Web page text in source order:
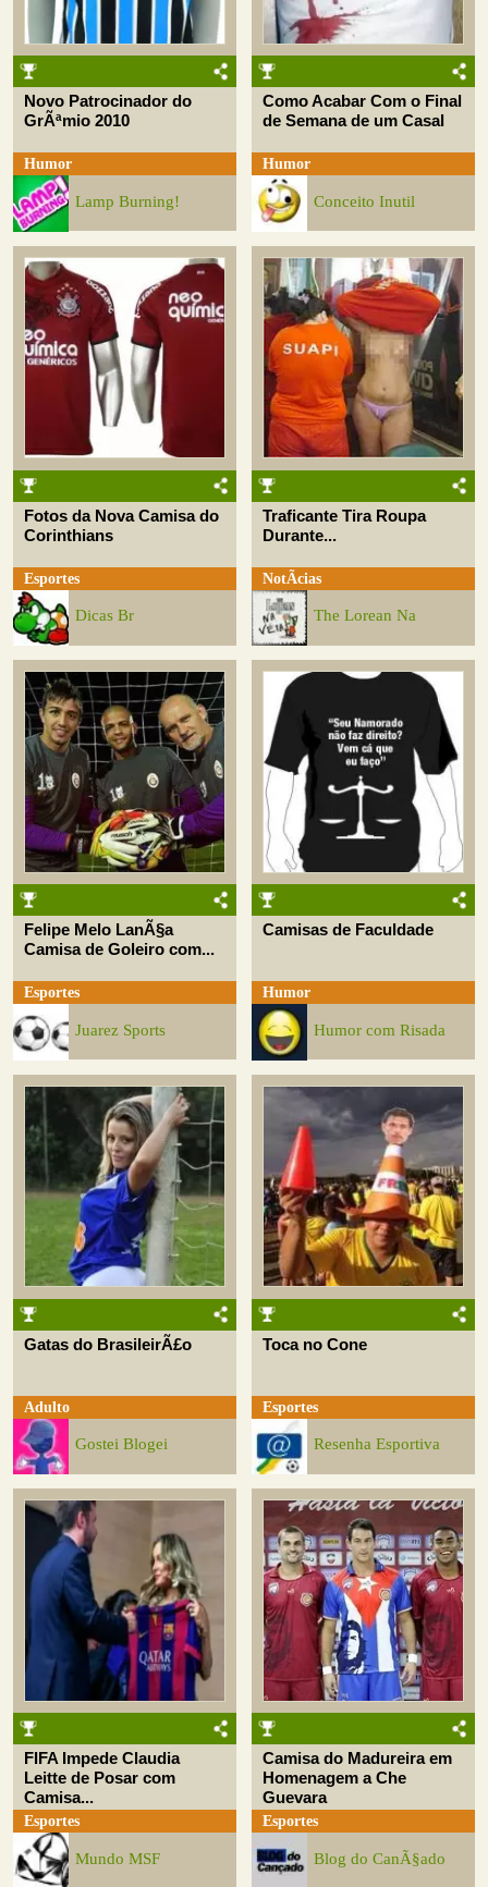
Novo Patrocinador do
GrÃªmio 2010
Humor
Lamp Burning!
Como Acabar Com o Final
de Semana de um Casal
Humor
Conceito Inutil
Fotos da Nova Camisa do
Corinthians
Esportes
Dicas Br
Traficante Tira Roupa
Durante...
NotÃ­cias
The Lorean Na
Felipe Melo LanÃ§a
Camisa de Goleiro com...
Esportes
Juarez Sports
Camisas de Faculdade
Humor
Humor com Risada
Gatas do BrasileirÃ£o
Adulto
Gostei Blogei
Toca no Cone
Esportes
Resenha Esportiva
FIFA Impede Claudia
Leitte de Posar com
Camisa...
Esportes
Mundo MSF
Camisa do Madureira em
Homenagem a Che
Guevara
Esportes
Blog do CanÃ§ado